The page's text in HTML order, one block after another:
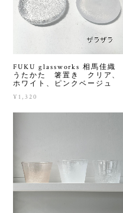
FUKU glassworks 相馬佳織
うたかた 箸置き クリア、
ホワイト、ピンクベージュ
¥1,320